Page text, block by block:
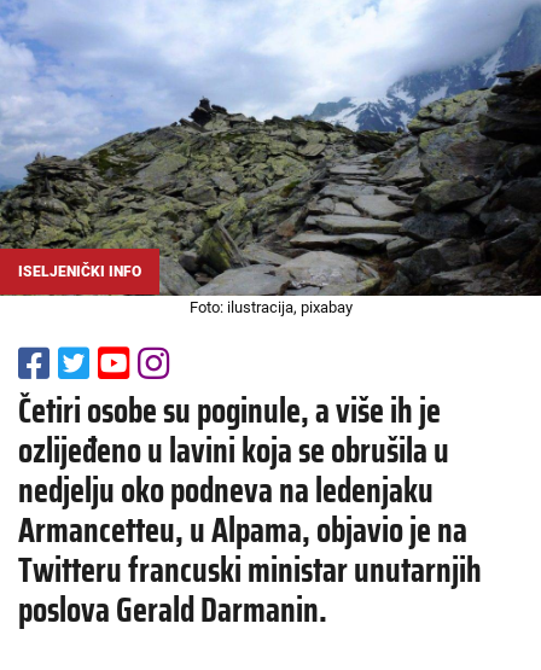
ISELJENIČKI INFO
Foto: ilustracija, pixabay
Četiri osobe su poginule, a više ih je
ozlijeđeno u lavini koja se obrušila u
nedjelju oko podneva na ledenjaku
Armancetteu, u Alpama, objavio je na
Twitteru francuski ministar unutarnjih
poslova Gerald Darmanin.